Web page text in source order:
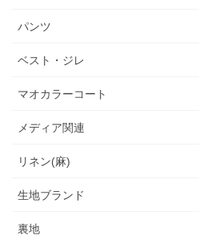
パンツ
ベスト・ジレ
マオカラーコート
メディア関連
リネン(麻)
生地ブランド
裏地